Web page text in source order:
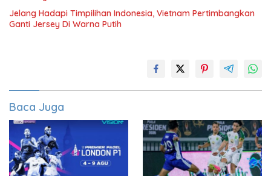
Jelang Hadapi Timpilihan Indonesia, Vietnam Pertimbangkan
Ganti Jersey Di Warna Putih
Baca Juga